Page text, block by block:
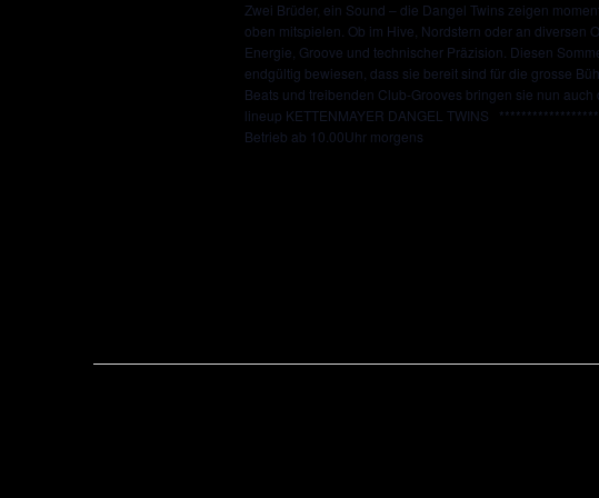
Zwei Brüder, ein Sound – die Dangel Twins zeigen
oben mitspielen. Ob im Hive, Nordstern oder an diversen
Energie, Groove und technischer Präzision. Diesen
endgültig bewiesen, dass sie bereit sind für die grosse
Beats und treibenden Club-Grooves bringen sie nun
lineup KETTENMAYER DANGEL TWINS
Betrieb ab 10.00Uhr morgens